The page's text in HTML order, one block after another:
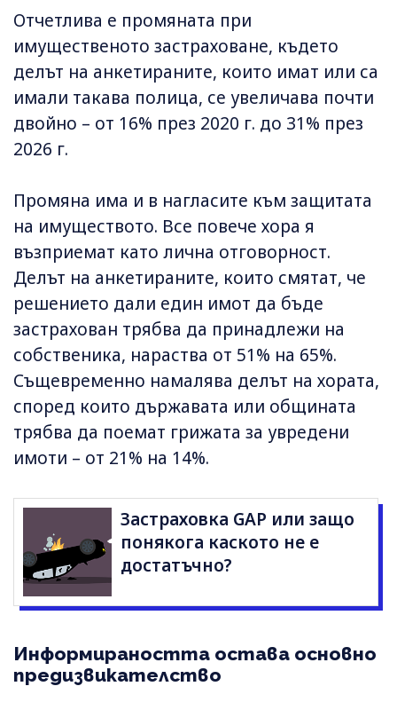
Отчетлива е промяната при
имущественото застраховане, където
делът на анкетираните, които имат или са
имали такава полица, се увеличава почти
двойно – от 16% през 2020 г. до 31% през
2026 г.
Промяна има и в нагласите към защитата
на имуществото. Все повече хора я
възприемат като лична отговорност.
Делът на анкетираните, които смятат, че
решението дали един имот да бъде
застрахован трябва да принадлежи на
собственика, нараства от 51% на 65%.
Същевременно намалява делът на хората,
според които държавата или общината
трябва да поемат грижата за увредени
имоти – от 21% на 14%.
Застраховка GAP или защо
понякога каското не е
достатъчно?
Информираността остава основно
предизвикателство